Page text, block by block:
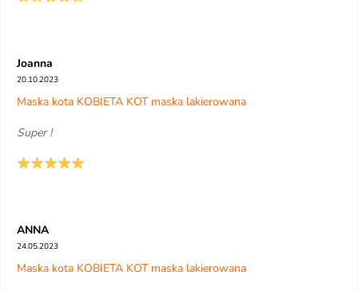
Joanna
20.10.2023
Maska kota KOBIETA KOT maska lakierowana
Super !
ANNA
24.05.2023
Maska kota KOBIETA KOT maska lakierowana